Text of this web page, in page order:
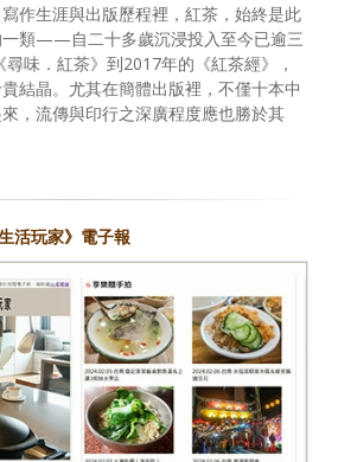
作生涯與出版歷程裡，紅茶，始終是此
一類——自二十多歲沉浸投入至今已逾三
味．紅茶》到2017年的《紅茶經》，
結晶。尤其在簡體出版裡，不僅十本中
，流傳與印行之深廣程度應也勝於其
活玩家》電子報